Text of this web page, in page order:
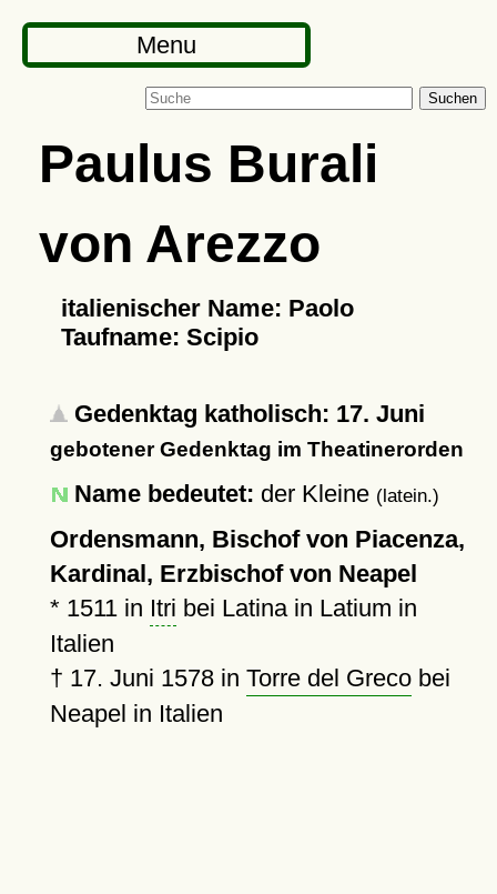
Menu
Suchen
Paulus Burali
von Arezzo
italienischer Name: Paolo
Taufname: Scipio
Gedenktag katholisch: 17. Juni
gebotener Gedenktag im Theatinerorden
Name bedeutet: der Kleine (latein.)
Ordensmann, Bischof von Piacenza,
Kardinal, Erzbischof von Neapel
* 1511in Itri bei Latina in Latium in
Italien
† 17. Juni 1578in Torre del Grecobei
Neapel in Italien